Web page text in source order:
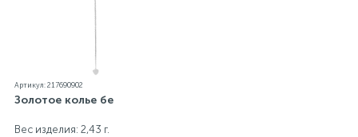
Артикул: 217690902
Золотое колье бе
Вес изделия: 2,43 г.